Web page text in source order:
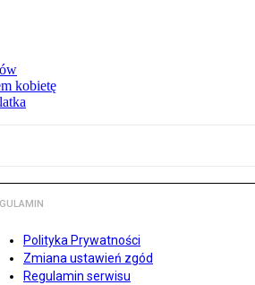
kobietę
Polityka Prywatności
Zmiana ustawień zgód
Regulamin serwisu